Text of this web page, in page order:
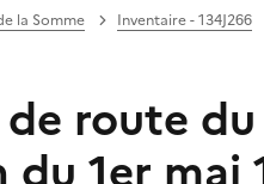
la Somme Inventaire - 134J266
route